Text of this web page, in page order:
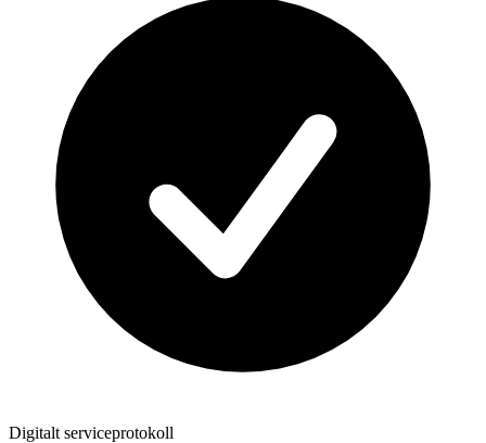
Digitalt serviceprotokoll